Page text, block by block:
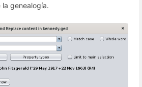
genealogía.